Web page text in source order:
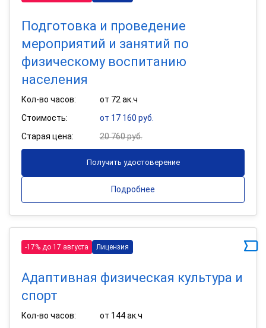
Подготовка и проведение
мероприятий и занятий по
физическому воспитанию
населения
Кол-во часов:
от 72 ак.ч
Стоимость:
от 17 160 руб.
Старая цена:
20 760 руб.
Получить удостоверение
Подробнее
-17% до 17 августа Лицензия
Адаптивная физическая культура и
спорт
Кол-во часов:
от 144 ак.ч